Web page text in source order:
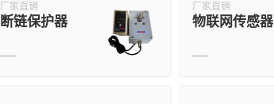
厂家直销
断链保护器
厂家直销
物联网传感器